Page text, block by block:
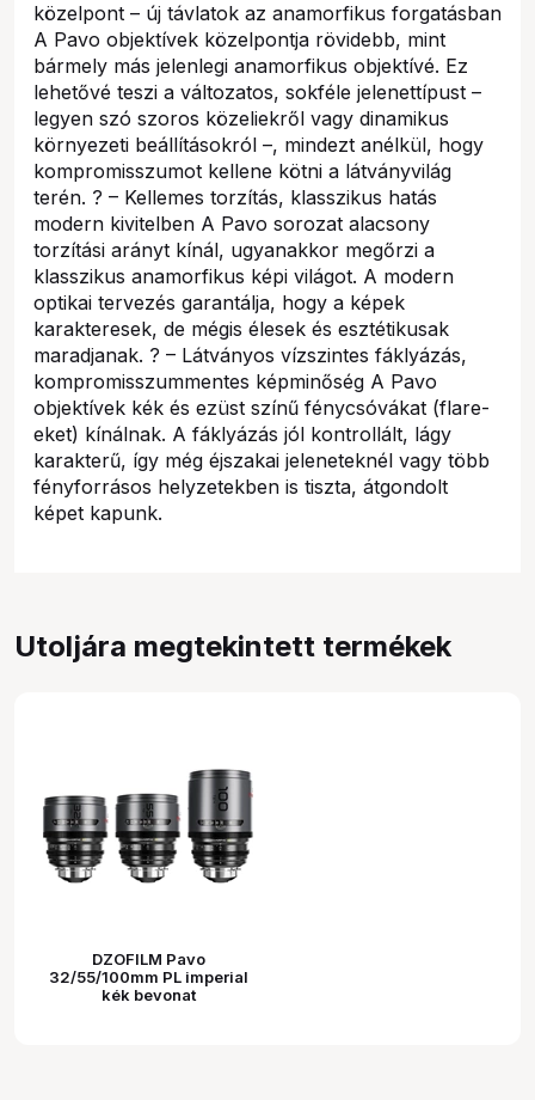
közelpont – új távlatok az anamorfikus forgatásban
A Pavo objektívek közelpontja rövidebb, mint
bármely más jelenlegi anamorfikus objektívé. Ez
lehetővé teszi a változatos, sokféle jelenettípust –
legyen szó szoros közeliekről vagy dinamikus
környezeti beállításokról –, mindezt anélkül, hogy
kompromisszumot kellene kötni a látványvilág
terén. ? – Kellemes torzítás, klasszikus hatás
modern kivitelben A Pavo sorozat alacsony
torzítási arányt kínál, ugyanakkor megőrzi a
klasszikus anamorfikus képi világot. A modern
optikai tervezés garantálja, hogy a képek
karakteresek, de mégis élesek és esztétikusak
maradjanak. ? – Látványos vízszintes fáklyázás,
kompromisszummentes képminőség A Pavo
objektívek kék és ezüst színű fénycsóvákat (flare-
eket) kínálnak. A fáklyázás jól kontrollált, lágy
karakterű, így még éjszakai jeleneteknél vagy több
fényforrásos helyzetekben is tiszta, átgondolt
képet kapunk.
Utoljára megtekintett termékek
DZOFILM Pavo
32/55/100mm PL imperial
kék bevonat